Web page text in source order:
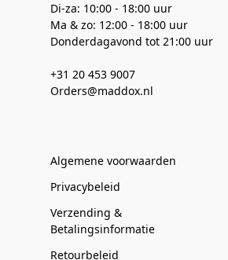
Di-za: 10:00 - 18:00 uur
Ma & zo: 12:00 - 18:00 uur
Donderdagavond tot 21:00 uur
+31 20 453 9007
Orders@maddox.nl
Algemene voorwaarden
Privacybeleid
Verzending &
Betalingsinformatie
Retourbeleid